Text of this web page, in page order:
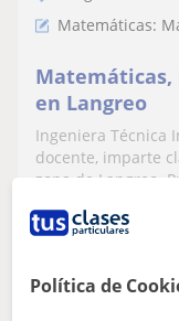
Matemáticas:
Matemáticas,
en Langreo
Ingeniera Técnica
docente, imparte
zona de Langreo.
Política de